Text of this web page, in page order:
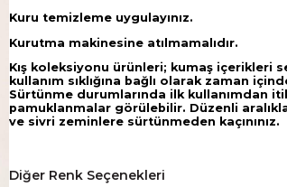
Kuru temizleme uygulayınız.
Kurutma makinesine atılmamalıdır.
Kış koleksiyonu ürünleri; kumaş içerikleri
kullanım sıklığına bağlı olarak zaman
Sürtünme durumlarında ilk kullanımdan
pamuklanmalar görülebilir. Düzenli
ve sivri zeminlere sürtünmeden kaçınınız.
Diğer Renk Seçenekleri